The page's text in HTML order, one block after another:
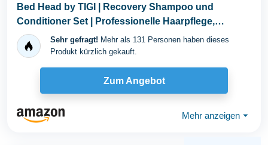
Bed Head by TIGI | Recovery Shampoo und
Conditioner Set | Professionelle Haarpflege,
bestehend aus...
Sehr gefragt! Mehr als 131 Personen haben dieses
Produkt kürzlich gekauft.
Zum Angebot
Mehr anzeigen ⏷